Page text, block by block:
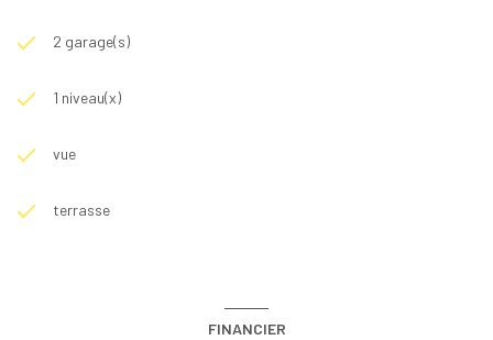
2 garage(s)
1 niveau(x)
vue
terrasse
FINANCIER